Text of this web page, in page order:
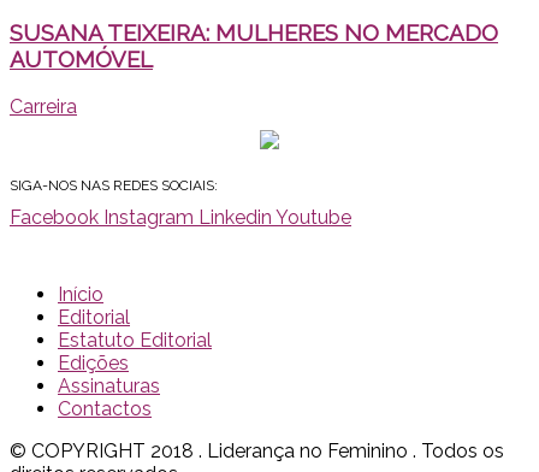
SUSANA TEIXEIRA: MULHERES NO MERCADO
AUTOMÓVEL
Carreira
SIGA-NOS NAS REDES SOCIAIS:
Facebook Instagram Linkedin Youtube
Início
Editorial
Estatuto Editorial
Edições
Assinaturas
Contactos
© COPYRIGHT 2018 . Liderança no Feminino . Todos os